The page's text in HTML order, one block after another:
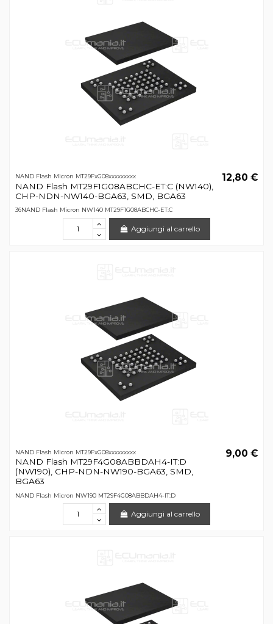
NAND Flash Micron MT29FxG08xxxxxxxxx
NAND Flash MT29F1G08ABCHC-ET:C (NW140),
CHP-NDN-NW140-BGA63, SMD, BGA63
12,80 €
36NAND Flash Micron NW140 MT29F1G08ABCHC-ET:C
Aggiungi al carrello
NAND Flash Micron MT29FxG08xxxxxxxxx
NAND Flash MT29F4G08ABBDAH4-IT:D
(NW190), CHP-NDN-NW190-BGA63, SMD,
BGA63
9,00 €
NAND Flash Micron NW190 MT29F4G08ABBDAH4-IT:D
Aggiungi al carrello